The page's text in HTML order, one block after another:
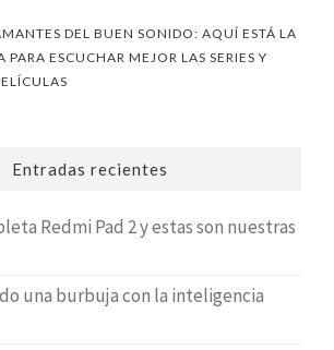
DEL BUEN SONIDO: AQUÍ ESTÁ LA
PARA ESCUCHAR MEJOR LAS SERIES Y
Entradas recientes
Redmi Pad 2 y estas son nuestras
una burbuja con la inteligencia